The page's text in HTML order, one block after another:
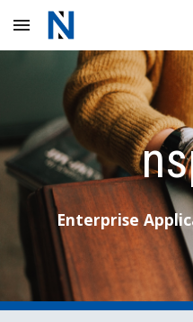
Skip to main content
Enterprise